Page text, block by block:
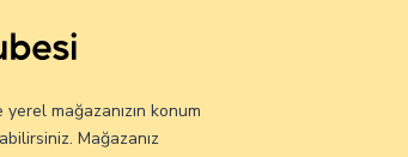
mağazanızın konum
Mağazanız